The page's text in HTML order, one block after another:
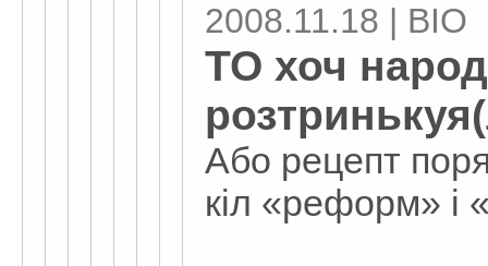
2008.11.18 | BIO
ТО хоч
Або рецепт
кіл «реформ» і